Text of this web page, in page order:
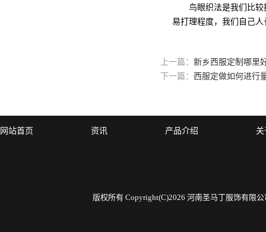
鸟眼织法是我们比较推
易打理程度，我们自己
上一篇： 新乡西服定制哪里
下一篇： 西服定做如何进行
网站首页 资讯 产品介绍
版权所有 Copyright(C)2026 河南圣马丁服饰有限